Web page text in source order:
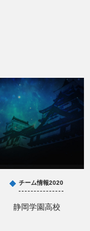
チーム情報2020
静岡学園高校